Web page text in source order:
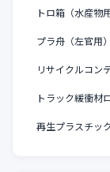
トロ箱（水産物用
プラ舟（左官用）
リサイクルコン
トラック緩衝材
再生プラスチッ